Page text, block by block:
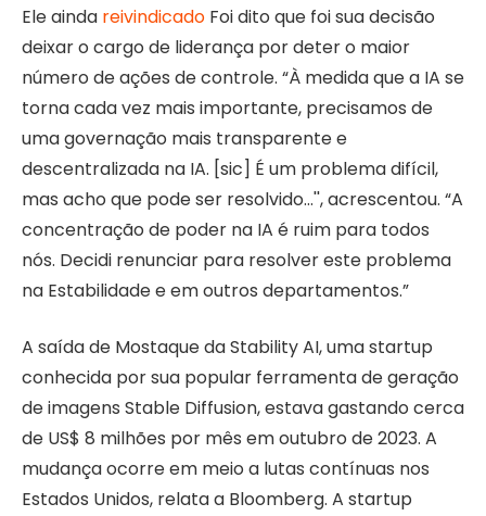
Ele ainda reivindicado Foi dito que foi sua decisão
deixar o cargo de liderança por deter o maior
número de ações de controle. “À medida que a IA se
torna cada vez mais importante, precisamos de
uma governação mais transparente e
descentralizada na IA. [sic] É um problema difícil,
mas acho que pode ser resolvido…'', acrescentou. “A
concentração de poder na IA é ruim para todos
nós. Decidi renunciar para resolver este problema
na Estabilidade e em outros departamentos.”
A saída de Mostaque da Stability AI, uma startup
conhecida por sua popular ferramenta de geração
de imagens Stable Diffusion, estava gastando cerca
de US$ 8 milhões por mês em outubro de 2023. A
mudança ocorre em meio a lutas contínuas nos
Estados Unidos, relata a Bloomberg. A startup